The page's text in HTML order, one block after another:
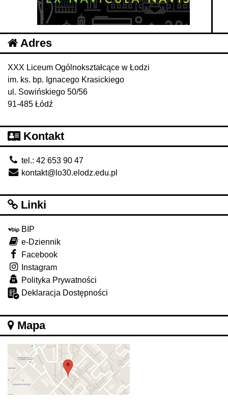
Adres
XXX Liceum Ogólnokształcące w Łodzi
im. ks. bp. Ignacego Krasickiego
ul. Sowińskiego 50/56
91-485 Łódź
Kontakt
tel.: 42 653 90 47
kontakt@lo30.elodz.edu.pl
Linki
BIP
e-Dziennik
Facebook
Instagram
Polityka Prywatności
Deklaracja Dostępności
Mapa